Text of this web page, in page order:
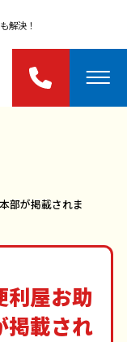
解決！
部が掲載されま
利屋お助
掲載され